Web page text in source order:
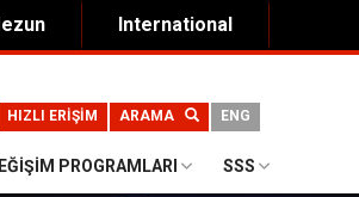
International
ENG
ARAMA
HIZLI ERİŞİM
PROGRAMLARI SSS